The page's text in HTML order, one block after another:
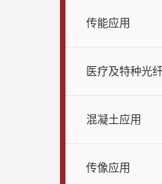
传能应用
医疗及特种光
混凝土应用
传像应用